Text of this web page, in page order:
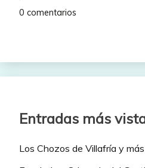
0 comentarios
Entradas más
Los Chozos de Villafría y